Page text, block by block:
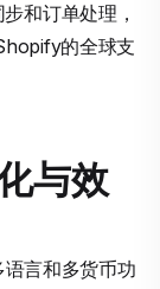
和订单处理，
的全球支
与效
言和多货币功